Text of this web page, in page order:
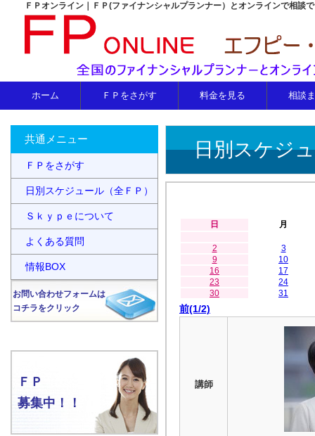
ＦＰオンライン｜ＦＰ(ファイナンシャルプランナー）とオンラインで相談
ホーム ＦＰをさがす 料金を見る 相談
日別スケジ
日 月
2
3
9
10
16
17
23
24
30
31
前(1/2)
講師
共通メニュー
ＦＰをさがす
日別スケジュール（全ＦＰ）
Ｓｋｙｐｅについて
よくある質問
情報BOX
お問い合わせフォームは
コチラをクリック
ＦＰ
募集中！！